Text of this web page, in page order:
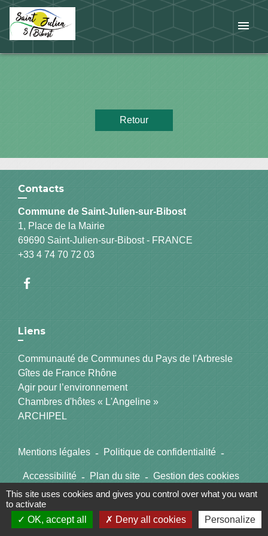
menu
Retour
Contacts
Commune de Saint-Julien-sur-Bibost
1, Place de la Mairie
69690 Saint-Julien-sur-Bibost - FRANCE
+33 4 74 70 72 03
Liens
Communauté de Communes du Pays de l'Arbresle
Gîtes de France Rhône
Agir pour l’environnement
Chambres d'hôtes « L'Angeline »
ARCHIPEL
Mentions légales - Politique de confidentialité -
Accessibilité - Plan du site - Gestion des cookies
Site créé en partenariat avec Réseau des Communes
This site uses cookies and gives you control over what you want
to activate
OK, accept all
Deny all cookies Personalize